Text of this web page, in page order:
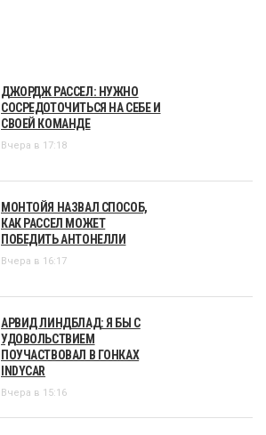
ДЖОРДЖ РАССЕЛ: НУЖНО
СОСРЕДОТОЧИТЬСЯ НА СЕБЕ И
СВОЕЙ КОМАНДЕ
Вчера в 17:18
МОНТОЙЯ НАЗВАЛ СПОСОБ,
КАК РАССЕЛ МОЖЕТ
ПОБЕДИТЬ АНТОНЕЛЛИ
Вчера в 16:17
АРВИД ЛИНДБЛАД: Я БЫ С
УДОВОЛЬСТВИЕМ
ПОУЧАСТВОВАЛ В ГОНКАХ
INDYCAR
Вчера в 15:16